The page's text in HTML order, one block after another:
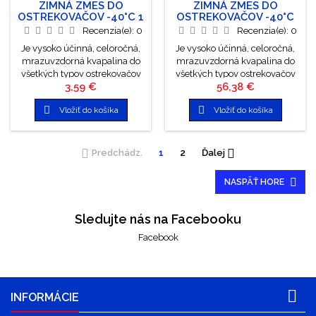
Cena za 1 liter: 1,625 €
ZIMNÁ ZMES DO
OSTREKOVAČOV -40°C 1
LRecenzia(e): 0
Je vysoko účinná, celoročná,
mrazuvzdorná kvapalina do
všetkých typov ostrekovačov
motorových vozidiel.
Spoľahlivo odstraňuje zo skla
mastnotu, hmyz a iné
nečistoty.
Cena
3,59 €
 Vložiť do košíka
ZIMNÁ ZMES DO
OSTREKOVAČOV -40°C
25 L IBA OSOBNÝ ODBER
Recenzia(e): 0
Je vysoko účinná, celoročná,
mrazuvzdorná kvapalina do
všetkých typov ostrekovačov
motorových vozidiel.
Spoľahlivo odstraňuje zo skla
mastnotu, hmyz a iné
nečistoty.
Cena
56,38 €
 Vložiť do košíka
 Predchádz. 1 2 Ďalej 
NASPÄŤ HORE 
Sledujte nás na Facebooku
Facebook
INFORMÁCIE 